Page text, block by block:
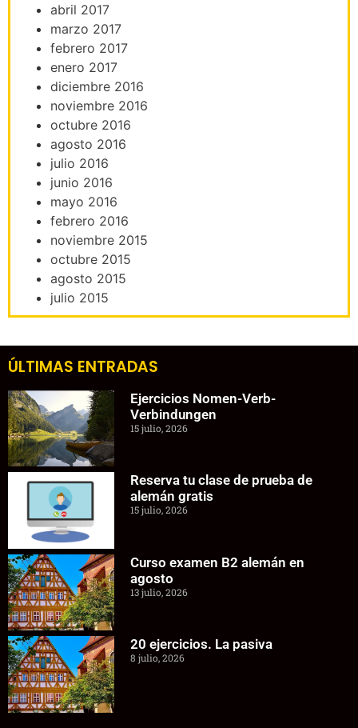
abril 2017
marzo 2017
febrero 2017
enero 2017
diciembre 2016
noviembre 2016
octubre 2016
agosto 2016
julio 2016
junio 2016
mayo 2016
febrero 2016
noviembre 2015
octubre 2015
agosto 2015
julio 2015
ÚLTIMAS ENTRADAS
Ejercicios Nomen-Verb-
Verbindungen
15 julio, 2026
Reserva tu clase de prueba de
alemán gratis
15 julio, 2026
Curso examen B2 alemán en
agosto
13 julio, 2026
20 ejercicios. La pasiva
8 julio, 2026